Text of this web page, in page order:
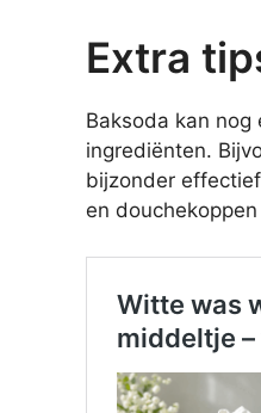
Extra
Baksoda kan
ingrediënten.
bijzonder
en